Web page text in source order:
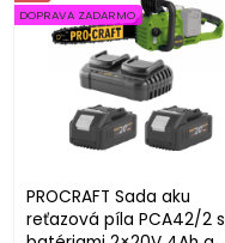
PROCRAFT Sada aku
reťazová píla PCA42/2 s
DOPRAVA ZADARMO